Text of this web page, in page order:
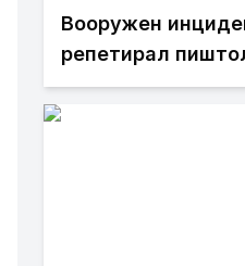
Вооружен
репетирал
со кундако